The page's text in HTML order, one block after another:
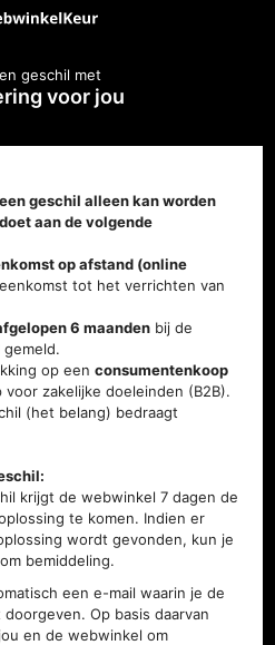
geschil met
voor jou
geschil alleen kan worden
aan de volgende
op afstand (online
tot het verrichten van
6 maanden bij de
op eenconsumentenkoop
zakelijke doeleinden (B2B).
(het belang) bedraagt
krijgt de webwinkel 7 dagen de
te komen. Indien er
wordt gevonden, kun je
bemiddeling.
een e-mail waarin je de
Op basis daarvan
en de webwinkel om